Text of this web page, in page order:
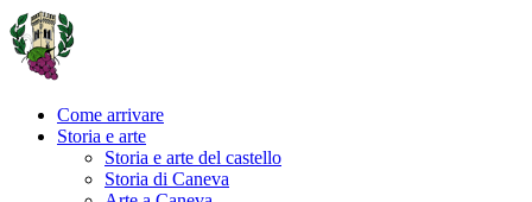
Come arrivare
Storia e arte
Storia e arte del castello
Storia di Caneva